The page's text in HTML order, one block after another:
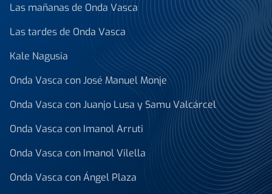
Las mañanas de Onda Vasca
Las tardes de Onda Vasca
Kale Nagusia
Onda Vasca con José Manuel Monje
Onda Vasca con Juanjo Lusa y Samu Valcárcel
Onda Vasca con Imanol Arruti
Onda Vasca con Imanol Vilella
Onda Vasca con Ángel Plaza